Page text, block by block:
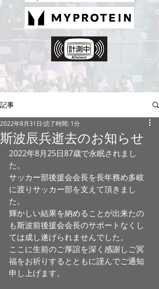
記事
斯波辰兵逝去のお知らせ
2022年8月31日 読了時間: 1分
2022年8月25日87歳で永眠されまし
た。
サッカー部後援会会長を長年務め多岐
に渡りサッカー部を支えて頂きまし
た。
輝かしい結果を納めることが出来たの
も斯波前後援会会長のサポートなくし
ては成し遂げられませんでした。
ここに生前のご厚誼を深く感謝しご冥
福をお祈りするとともに謹んでご通知
申し上げます。